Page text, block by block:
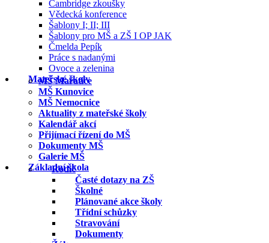
Cambridge zkoušky
Vědecká konference
Šablony I; II; III
Šablony pro MŠ a ZŠ I OP JAK
Čmelda Pepík
Práce s nadanými
Ovoce a zelenina
Mateřské školy
MŠ Mařatice
MŠ Kunovice
MŠ Nemocnice
Aktuality z mateřské školy
Kalendář akcí
Přijímací řízení do MŠ
Dokumenty MŠ
Galerie MŠ
Základní škola
Rodič
Časté dotazy na ZŠ
Školné
Plánované akce školy
Třídní schůzky
Stravování
Dokumenty